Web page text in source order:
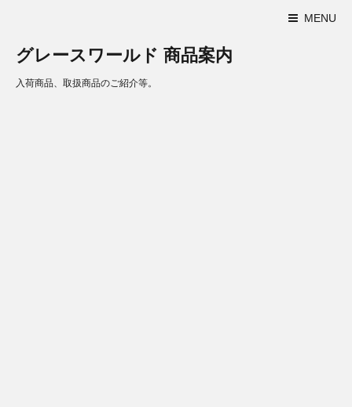
MENU
グレースワールド 商品案内
入荷商品、取扱商品のご紹介等。